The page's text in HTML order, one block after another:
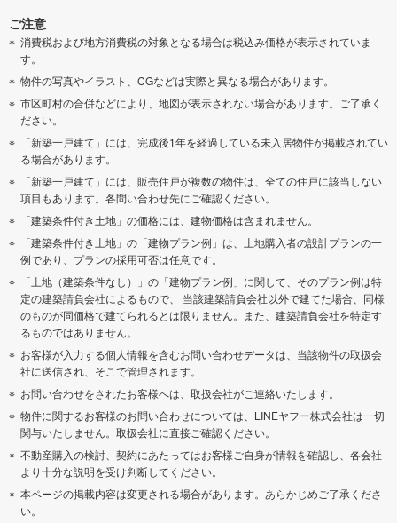
ご注意
消費税および地方消費税の対象となる場合は税込み価格が表示されていま
す。
物件の写真やイラスト、CGなどは実際と異なる場合があります。
市区町村の合併などにより、地図が表示されない場合があります。ご了承く
ださい。
「新築一戸建て」には、完成後1年を経過している未入居物件が掲載されてい
る場合があります。
「新築一戸建て」には、販売住戸が複数の物件は、全ての住戸に該当しない
項目もあります。各問い合わせ先にご確認ください。
「建築条件付き土地」の価格には、建物価格は含まれません。
「建築条件付き土地」の「建物プラン例」は、土地購入者の設計プランの一
例であり、プランの採用可否は任意です。
「土地（建築条件なし）」の「建物プラン例」に関して、そのプラン例は特
定の建築請負会社によるもので、 当該建築請負会社以外で建てた場合、同様
のものが同価格で建てられるとは限りません。また、建築請負会社を特定す
るものではありません。
お客様が入力する個人情報を含むお問い合わせデータは、当該物件の取扱会
社に送信され、そこで管理されます。
お問い合わせをされたお客様へは、取扱会社がご連絡いたします。
物件に関するお客様のお問い合わせについては、LINEヤフー株式会社は一切
関与いたしません。取扱会社に直接ご確認ください。
不動産購入の検討、契約にあたってはお客様ご自身が情報を確認し、各会社
より十分な説明を受け判断してください。
本ページの掲載内容は変更される場合があります。あらかじめご了承くださ
い。